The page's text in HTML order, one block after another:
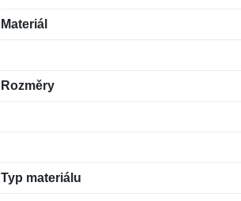
Materiál
Rozměry
Typ materiálu